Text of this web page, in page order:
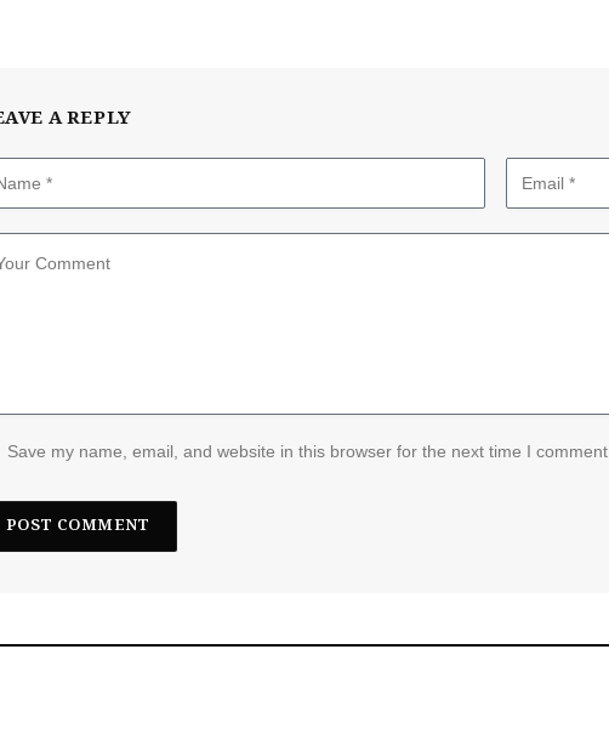
A REPLY
Save my name, email, and website in this browser for the next time I comment.